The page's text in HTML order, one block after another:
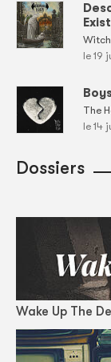
Exist
le 19
The
le 14
Dossiers
Wake Up The